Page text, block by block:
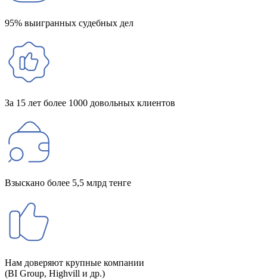
95% выигранных судебных дел
За 15 лет более 1000 довольных клиентов
Взыскано более 5,5 млрд тенге
Нам доверяют крупные компании
(BI Group, Highvill и др.)